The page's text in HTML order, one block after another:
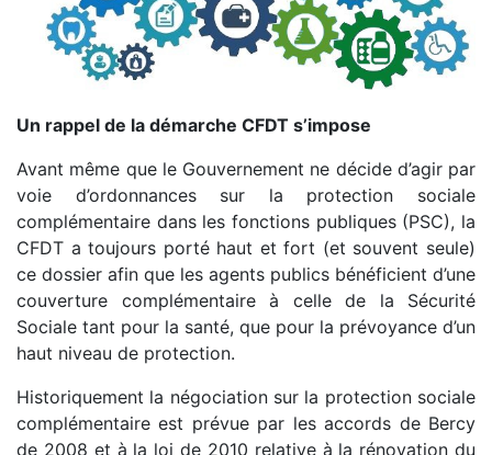
Un rappel de la démarche CFDT s’impose
Avant même que le Gouvernement ne décide d’agir par
voie d’ordonnances sur la protection sociale
complémentaire dans les fonctions publiques (PSC), la
CFDT a toujours porté haut et fort (et souvent seule)
ce dossier afin que les agents publics bénéficient d’une
couverture complémentaire à celle de la Sécurité
Sociale tant pour la santé, que pour la prévoyance d’un
haut niveau de protection.
Historiquement la négociation sur la protection sociale
complémentaire est prévue par les accords de Bercy
de 2008 et à la loi de 2010 relative à la rénovation du